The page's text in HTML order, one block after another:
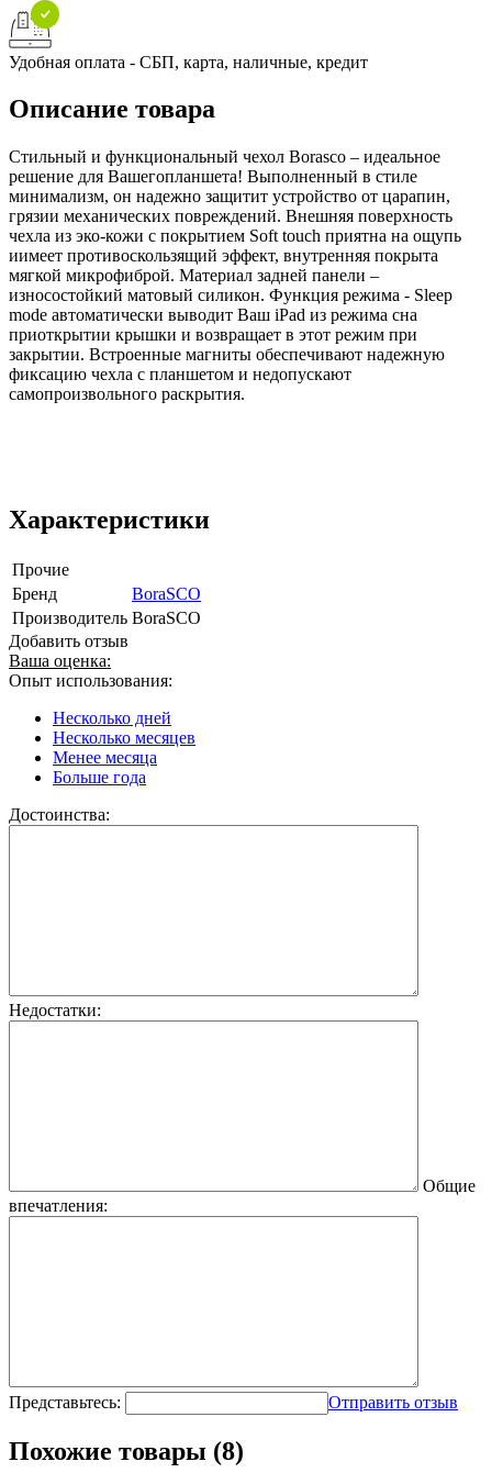
Удобная оплата - СБП, карта, наличные, кредит
Описание товара
Стильный и функциональный чехол Borasco – идеальное
решение для Вашегопланшета! Выполненный в стиле
минимализм, он надежно защитит устройство от царапин,
грязии механических повреждений. Внешняя поверхность
чехла из эко-кожи с покрытием Soft touch приятна на ощупь
иимеет противоскользящий эффект, внутренняя покрыта
мягкой микрофиброй. Материал задней панели –
износостойкий матовый силикон. Функция режима - Sleep
mode автоматически выводит Ваш iPad из режима сна
приоткрытии крышки и возвращает в этот режим при
закрытии. Встроенные магниты обеспечивают надежную
фиксацию чехла с планшетом и недопускают
самопроизвольного раскрытия.
Характеристики
Прочие
Бренд
BoraSCO
Производитель BoraSCO
Добавить отзыв
Ваша оценка:
Опыт использования:
Несколько дней
Несколько месяцев
Менее месяца
Больше года
Достоинства:
Недостатки:
Общие
впечатления:
Представьтесь: Отправить отзыв
Похожие товары (8)